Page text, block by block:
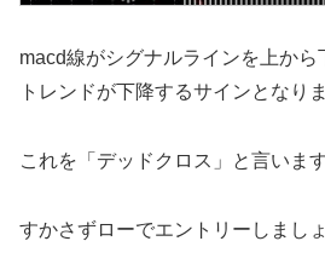
macd線がシグナルラインを上から
トレンドが下降するサインとなりま
これを「デッドクロス」と言います
すかさずローでエントリーしましょ